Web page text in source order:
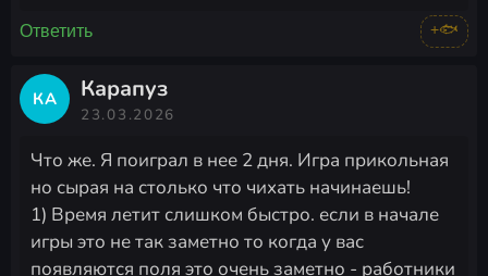
Ответить +🐟
КА Карапуз
23.03.2026
Что же. Я поиграл в нее 2 дня. Игра прикольная
но сырая на столько что чихать начинаешь!
1) Время летит слишком быстро. если в начале
игры это не так заметно то когда у вас
появляются поля это очень заметно - работники